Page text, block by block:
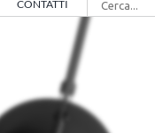
CONTATTI
per: